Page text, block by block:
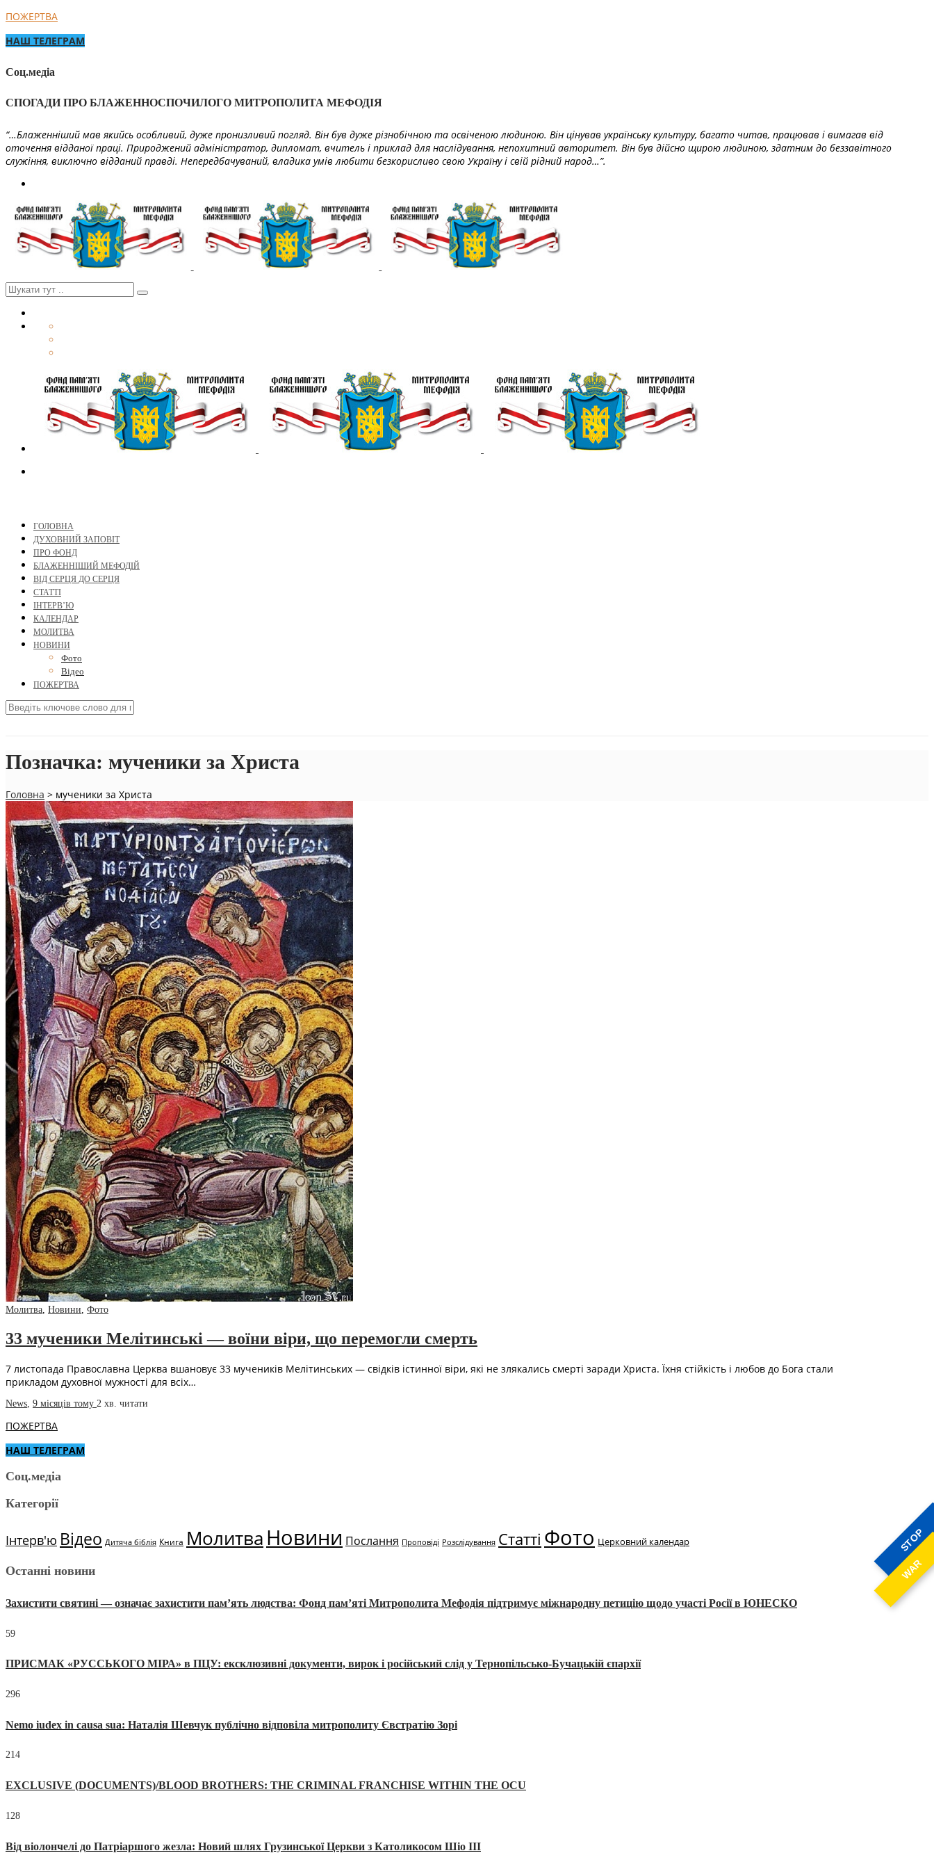
STOP
WAR
ПОЖЕРТВА
НАШ ТЕЛЕГРАМ
Соц.медіа
СПОГАДИ ПРО БЛАЖЕННОСПОЧИЛОГО МИТРОПОЛИТА МЕФОДІЯ
“…Блаженніший мав якийсь особливий, дуже пронизливий погляд. Він був дуже різнобічною та освіченою людиною. Він цінував українську культуру, багато читав, працював і вимагав від
оточення відданої праці. Природжений адміністратор, дипломат, вчитель і приклад для наслідування, непохитний авторитет. Він був дійсно щирою людиною, здатним до беззавітного
служіння, виключно відданий правді. Непередбачуваний, владика умів любити безкорисливо свою Україну і свій рідний народ…”.
ГОЛОВНА
ДУХОВНИЙ ЗАПОВІТ
ПРО ФОНД
БЛАЖЕННІШИЙ МЕФОДІЙ
ВІД СЕРЦЯ ДО СЕРЦЯ
СТАТТІ
ІНТЕРВ’Ю
КАЛЕНДАР
МОЛИТВА
НОВИНИ
Фото
Відео
ПОЖЕРТВА
Позначка: мученики за Христа
Головна > мученики за Христа
Молитва, Новини, Фото
33 мученики Мелітинські — воїни віри, що перемогли смерть
7 листопада Православна Церква вшановує 33 мучеників Мелітинських — свідків істинної віри, які не злякались смерті заради Христа. Їхня стійкість і любов до Бога стали
прикладом духовної мужності для всіх…
News, 9 місяців тому 2 хв. читати
ПОЖЕРТВА
НАШ ТЕЛЕГРАМ
Соц.медіа
Категорії
Інтерв'ю Відео Дитяча біблія Книга МолитваНовини Послання Проповіді Розслідування Статті Фото Церковний календар
Останні новини
Захистити святині — означає захистити пам’ять людства: Фонд пам’яті Митрополита Мефодія підтримує міжнародну петицію щодо участі Росії в ЮНЕСКО
59
ПРИСМАК «РУССЬКОГО МІРА» в ПЦУ: ексклюзивні документи, вирок і російський слід у Тернопільсько-Бучацькій єпархії
296
Nemo iudex in causa sua: Наталія Шевчук публічно відповіла митрополиту Євстратію Зорі
214
EXCLUSIVE (DOCUMENTS)/BLOOD BROTHERS: THE CRIMINAL FRANCHISE WITHIN THE OCU
128
Від віолончелі до Патріаршого жезла: Новий шлях Грузинської Церкви з Католикосом Шіо III